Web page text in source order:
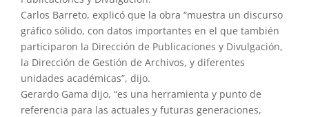
Carlos Barreto, explicó que la obra “muestra un discurso
gráfico sólido, con datos importantes en el que también
participaron la Dirección de Publicaciones y Divulgación,
la Dirección de Gestión de Archivos, y diferentes
unidades académicas”, dijo.
Gerardo Gama dijo, “es una herramienta y punto de
referencia para las actuales y futuras generaciones,